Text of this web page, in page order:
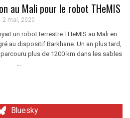
au Mali pour le robot THeMIS
2 mai, 2020
un robot terrestre THeMIS au Mali en
au dispositif Barkhane. Un an plus tard,
plus de 1200 km dans les sables
Bluesky